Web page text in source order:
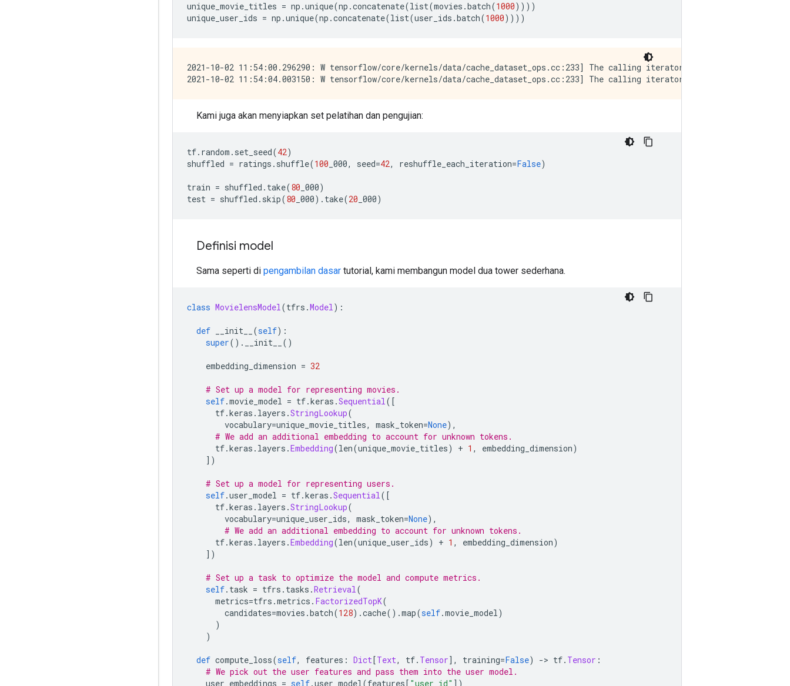
unique_movie_titles = np .unique(np .concatenate(list(movies .batch(1000))))
unique_user_ids = np .unique(np .concatenate(list(user_ids .batch(1000))))
2021-10-02 11:54:00.296290: W tensorflow/core/kernels/data/cache_dataset_ops.cc:233] The calling iterator did not fully
Kami juga akan menyiapkan set pelatihan dan pengujian:
tf. random . set_seed(42)
shuffled = ratings . shuffle(100 _000, seed=42, reshuffle_each_iteration=False)
train = shuffled . take(80 _000)
test = shuffled . skip(80 _000). take(20 _000)
Definisi model
Sama seperti di pengambilan dasar tutorial, kami membangun model dua tower sederhana.
class MovielensModel(tfrs .Model):
def __init__ (self):
super(). __init__ ()
embedding_dimension = 32
# Set up a model for representing movies.
self.movie_model = tf.keras .Sequential([
tf.keras . layers .StringLookup(
vocabulary=unique_movie_titles, mask_token=None),
# We add an additional embedding to account for unknown tokens.
tf.keras . layers .Embedding(len(unique_movie_titles) + 1 , embedding_dimension)
])
# Set up a model for representing users.
self.user_model = tf.keras .Sequential([
tf.keras . layers .StringLookup(
vocabulary=unique_user_ids, mask_token=None),
# We add an additional embedding to account for unknown tokens.
tf.keras . layers .Embedding(len(unique_user_ids) + 1 , embedding_dimension)
])
# Set up a task to optimize the model and compute metrics.
self. task = tfrs . tasks .Retrieval(
metrics=tfrs .metrics . FactorizedTopK(
candidates=movies .batch(128).cache().map(self.movie_model)
)
)
def compute_loss(self, features : Dict[Text, tf. Tensor], training=False) -> tf. Tensor :
# We pick out the user features and pass them into the user model.
user_embeddings = self.user_model (features[ "user_id" ])